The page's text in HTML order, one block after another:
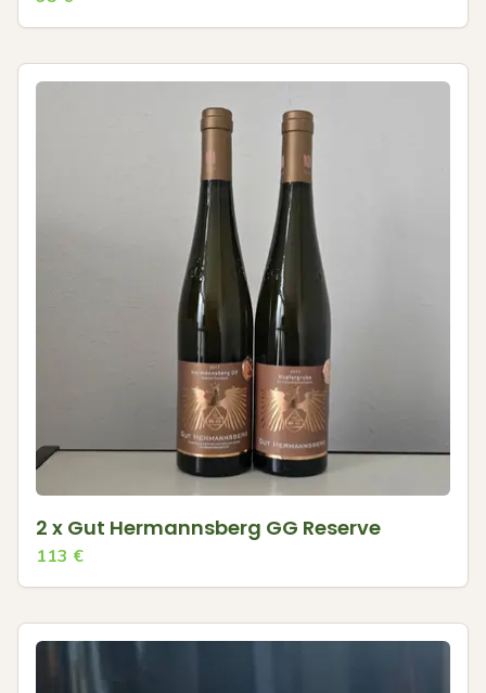
2 x Gut Hermannsberg GG Reserve
113 €